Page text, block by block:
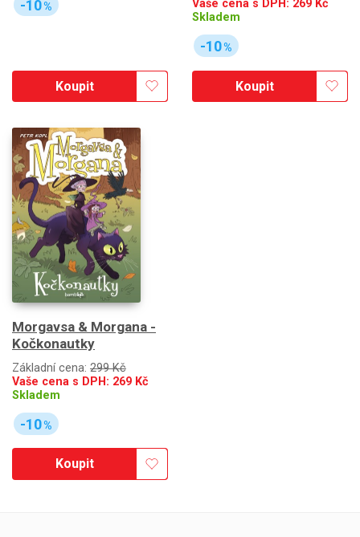
-10%
Koupit
Vaše cena s DPH: 269 Kč
Skladem
-10%
Koupit
Morgavsa & Morgana -
Kočkonautky
Základní cena: 299 Kč
Vaše cena s DPH: 269 Kč
Skladem
-10%
Koupit